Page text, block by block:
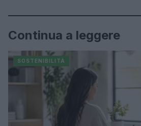
Continua a leggere
SOSTENIBILITÀ